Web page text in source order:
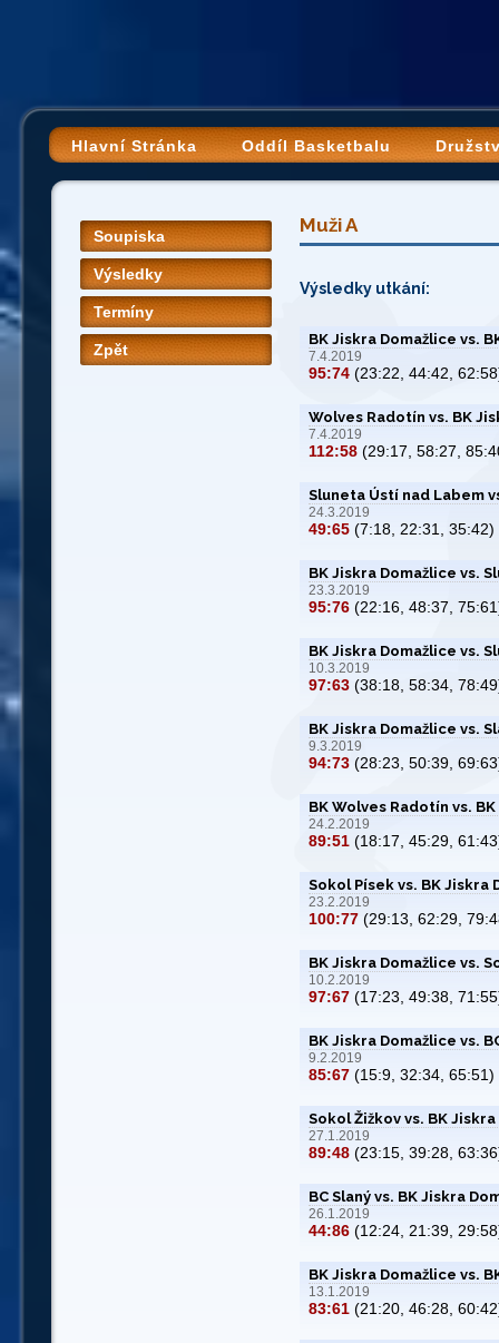
Hlavní Stránka Oddíl Basketbalu
Soupiska
Výsledky
Termíny
Zpět
Muži A
Výsledky utkání:
BK Jiskra Domažlice vs.
7.4.2019
95:74 (23:22, 44:42,
Wolves Radotín vs. BK
7.4.2019
112:58 (29:17, 58:27,
Sluneta Ústí nad Labem
24.3.2019
49:65 (7:18, 22:31, 35:42)
BK Jiskra Domažlice vs.
23.3.2019
95:76 (22:16, 48:37,
BK Jiskra Domažlice vs.
10.3.2019
97:63 (38:18, 58:34,
BK Jiskra Domažlice vs.
9.3.2019
94:73 (28:23, 50:39,
BK Wolves Radotín vs.
24.2.2019
89:51 (18:17, 45:29,
Sokol Písek vs. BK Jiskra
23.2.2019
100:77 (29:13, 62:29,
BK Jiskra Domažlice vs.
10.2.2019
97:67 (17:23, 49:38,
BK Jiskra Domažlice vs.
9.2.2019
85:67 (15:9, 32:34, 65:51)
Sokol Žižkov vs. BK
27.1.2019
89:48 (23:15, 39:28,
BC Slaný vs. BK Jiskra
26.1.2019
44:86 (12:24, 21:39,
BK Jiskra Domažlice vs.
13.1.2019
83:61 (21:20, 46:28,